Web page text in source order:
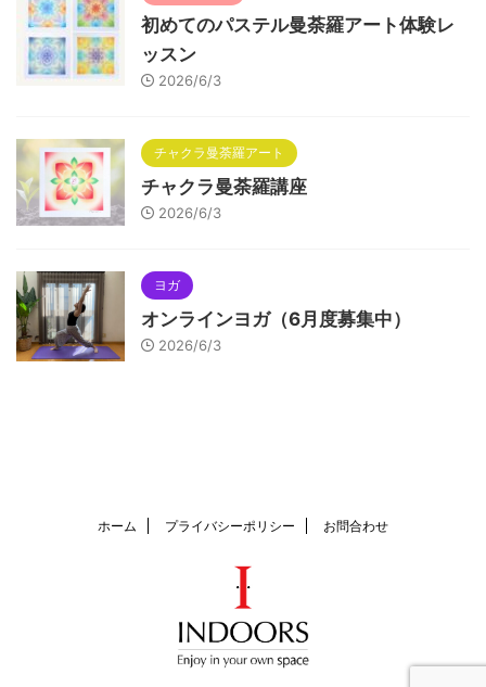
初めてのパステル曼荼羅アート体験レ
ッスン
2026/6/3
チャクラ曼荼羅アート
チャクラ曼荼羅講座
2026/6/3
ヨガ
オンラインヨガ（6月度募集中）
2026/6/3
ホーム プライバシーポリシー お問合わせ